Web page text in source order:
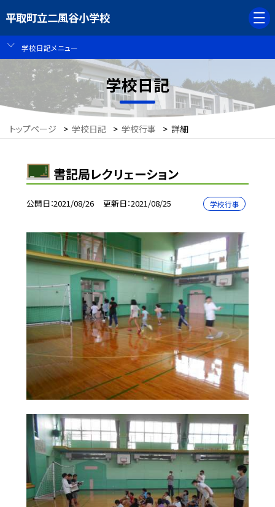
平取町立二風谷小学校
学校日記メニュー
学校日記
トップページ > 学校日記 > 学校行事 > 詳細
書記局レクリェーション
公開日 2021/08/26 更新日 2021/08/25 学校行事